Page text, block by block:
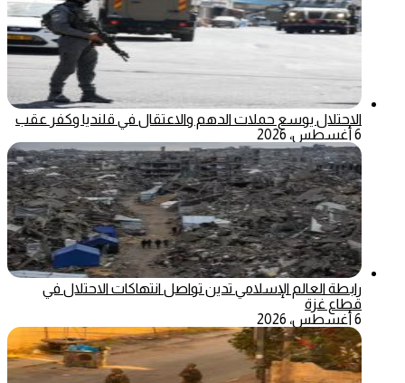
الاحتلال يوسع حملات الدهم والاعتقال في قلنديا وكفر عقب
6 أغسطس، 2026
رابطة العالم الإسلامي تدين تواصل انتهاكات الاحتلال في
قطاع غزة
6 أغسطس، 2026